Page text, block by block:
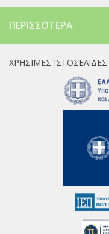
ΠΕΡΙΣΣΌΤΕΡΑ
ΧΡΉΣΙΜΕΣ ΙΣΤΟΣΕΛΊΔΕΣ